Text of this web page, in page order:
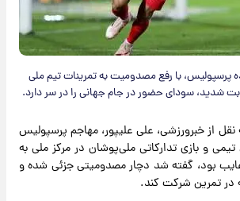
پرسپولیس، با رفع مصدومیت به تمرینات تیم ملی
شدید، سودای حضور در جام جهانی را در سر دارد.
نقل از خبرورزشی، علی علیپور، مهاجم پرسپولیس
و بازی تدارکاتی ملی‌پوشان در مرکز ملی به
بود، گفته شد دچار مصدومیتی جزئی شده و
در تمرین شرکت کند.